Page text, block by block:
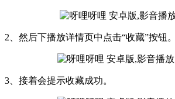
2、然后下播放详情页中点击“收藏”按钮。
3、接着会提示收藏成功。